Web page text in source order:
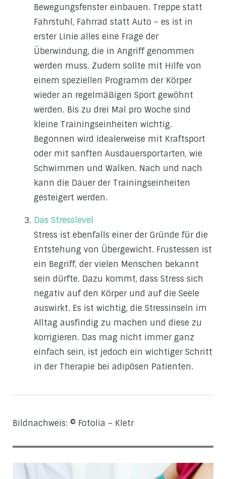
Bewegungsfenster einbauen. Treppe statt
Fahrstuhl, Fahrrad statt Auto – es ist in
erster Linie alles eine Frage der
Überwindung, die in Angriff genommen
werden muss. Zudem sollte mit Hilfe von
einem speziellen Programm der Körper
wieder an regelmäßigen Sport gewöhnt
werden. Bis zu drei Mal pro Woche sind
kleine Trainingseinheiten wichtig.
Begonnen wird idealerweise mit Kraftsport
oder mit sanften Ausdauersportarten, wie
Schwimmen und Walken. Nach und nach
kann die Dauer der Trainingseinheiten
gesteigert werden.
Das Stresslevel
Stress ist ebenfalls einer der Gründe für die
Entstehung von Übergewicht. Frustessen ist
ein Begriff, der vielen Menschen bekannt
sein dürfte. Dazu kommt, dass Stress sich
negativ auf den Körper und auf die Seele
auswirkt. Es ist wichtig, die Stressinseln im
Alltag ausfindig zu machen und diese zu
korrigieren. Das mag nicht immer ganz
einfach sein, ist jedoch ein wichtiger Schritt
in der Therapie bei adipösen Patienten.
Bildnachweis: © Fotolia – Kletr